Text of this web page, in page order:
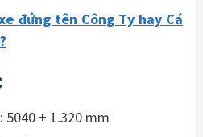
đứng tên Công Ty hay Cá
5040 + 1.320 mm